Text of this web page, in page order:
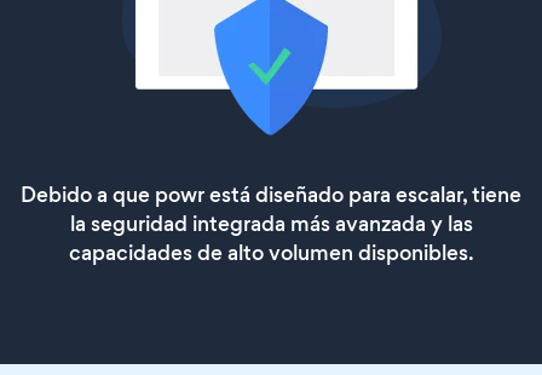
Debido a que powr está diseñado para escalar, tiene
la seguridad integrada más avanzada y las
capacidades de alto volumen disponibles.